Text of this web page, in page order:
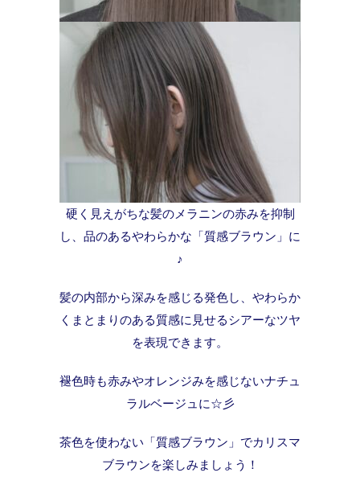
硬く見えがちな髪のメラニンの赤みを抑制
し、品のあるやわらかな「質感ブラウン」に
♪
髪の内部から深みを感じる発色し、やわらか
くまとまりのある質感に見せるシアーなツヤ
を表現できます。
褪色時も赤みやオレンジみを感じないナチュ
ラルベージュに☆彡
茶色を使わない「質感ブラウン」でカリスマ
ブラウンを楽しみましょう！